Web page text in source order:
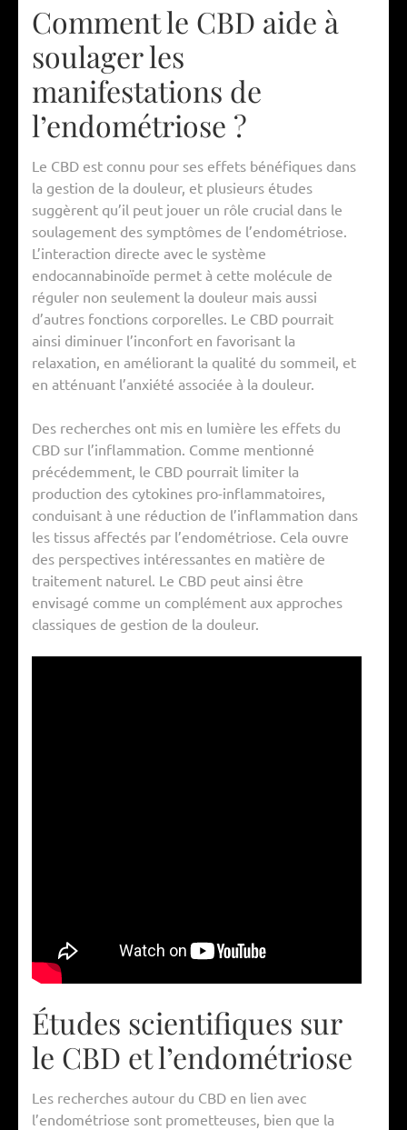
Comment le CBD aide à
soulager les
manifestations de
l’endométriose ?
Le CBD est connu pour ses effets bénéfiques dans
la gestion de la douleur, et plusieurs études
suggèrent qu’il peut jouer un rôle crucial dans le
soulagement des symptômes de l’endométriose.
L’interaction directe avec le système
endocannabinoïde permet à cette molécule de
réguler non seulement la douleur mais aussi
d’autres fonctions corporelles. Le CBD pourrait
ainsi diminuer l’inconfort en favorisant la
relaxation, en améliorant la qualité du sommeil, et
en atténuant l’anxiété associée à la douleur.
Des recherches ont mis en lumière les effets du
CBD sur l’inflammation. Comme mentionné
précédemment, le CBD pourrait limiter la
production des cytokines pro-inflammatoires,
conduisant à une réduction de l’inflammation dans
les tissus affectés par l’endométriose. Cela ouvre
des perspectives intéressantes en matière de
traitement naturel. Le CBD peut ainsi être
envisagé comme un complément aux approches
classiques de gestion de la douleur.
Études scientifiques sur
le CBD et l’endométriose
Les recherches autour du CBD en lien avec
l’endométriose sont prometteuses, bien que la